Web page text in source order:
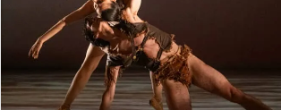
Egyetemtől
(videó)